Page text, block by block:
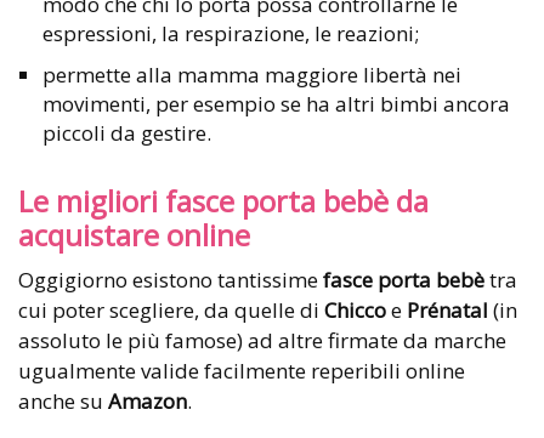
espressioni, la respirazione, le reazioni;
permette alla mamma maggiore libertà nei
movimenti, per esempio se ha altri bimbi ancora
piccoli da gestire.
Le migliori fasce porta bebè da
acquistare online
Oggigiorno esistono tantissimefasce porta bebètra
cui poter scegliere, da quelle di Chiccoe Prénatal (in
assoluto le più famose) ad altre firmate da marche
ugualmente valide facilmente reperibili online
anche su Amazon.